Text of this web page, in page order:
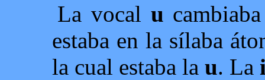
La vocal u
estaba en la sílaba
la cual estaba la u. La